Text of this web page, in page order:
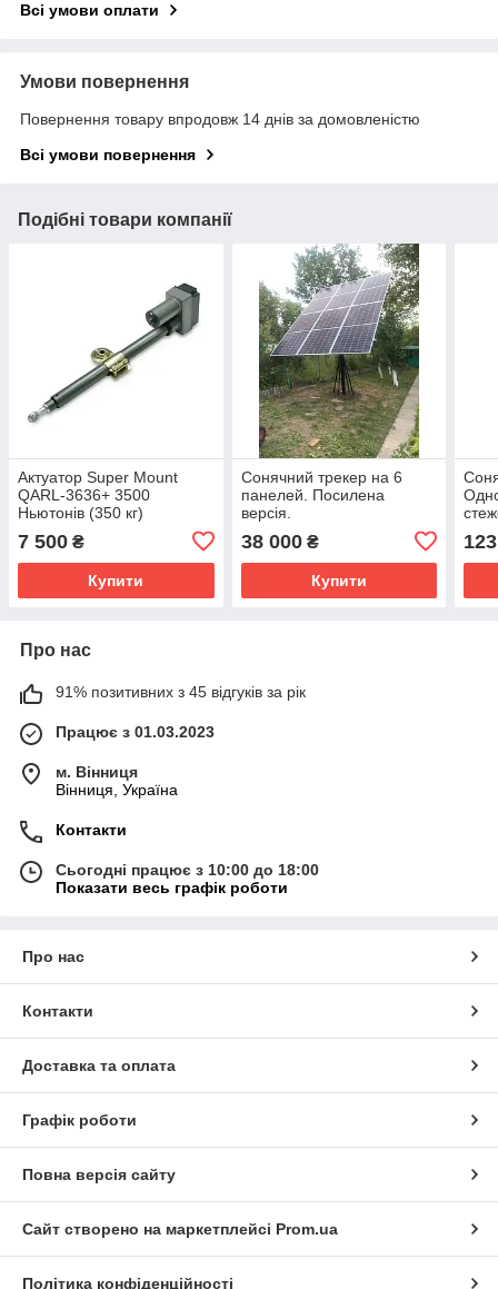
Всі умови оплати
Умови повернення
Повернення товару впродовж 14 днів за домовленістю
Всі умови повернення
Подібні товари компанії
Актуатор Super Mount
QARL-3636+ 3500
Ньютонів (350 кг)
7 500 ₴
Купити
Сонячний трекер на 6
панелей. Посилена
версія.
38 000₴
Купити
Про нас
91% позитивних з 45 відгуків за рік
Працює з 01.03.2023
м. Вінниця
Вінниця, Україна
Контакти
Сьогодні працює з 10:00 до 18:00
Показати весь графік роботи
Про нас
Контакти
Доставка та оплата
Графік роботи
Повна версія сайту
Сайт створено на маркетплейсі Prom.ua
Політика конфіденційності